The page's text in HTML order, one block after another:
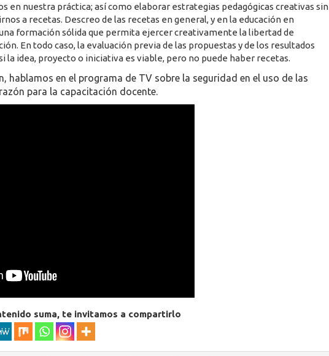
en nuestra práctica; así como elaborar estrategias pedagógicas creativas sin
a recetas. Descreo de las recetas en general, y en la educación en
formación sólida que permita ejercer creativamente la libertad de
En todo caso, la evaluación previa de las propuestas y de los resultados
la idea, proyecto o iniciativa es viable, pero no puede haber recetas.
hablamos en el programa de TV sobre la seguridad en el uso de las
para la capacitación docente.
suma, te invitamos a compartirlo